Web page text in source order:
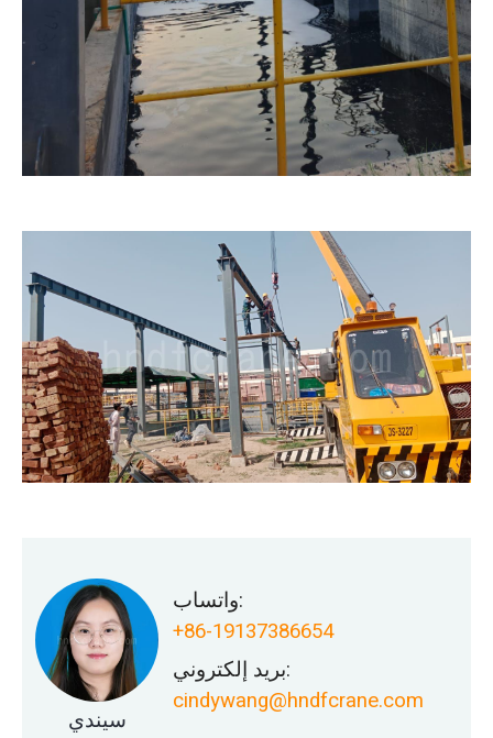
سيندي
واتساب:
+86-19137386654
بريد إلكتروني:
cindywang@hndfcrane.com